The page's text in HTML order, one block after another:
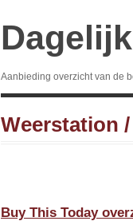
Aanbieding overzicht van de
Weerstation
Buy This Today